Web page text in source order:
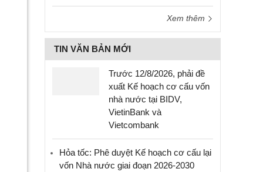
Xem thêm
TIN VĂN BẢN MỚI
Trước 12/8/2026, phải đề
xuất Kế hoạch cơ cấu vốn
nhà nước tại BIDV,
VietinBank và
Vietcombank
Hỏa tốc: Phê duyệt Kế hoạch cơ cấu lại
vốn Nhà nước giai đoạn 2026-2030